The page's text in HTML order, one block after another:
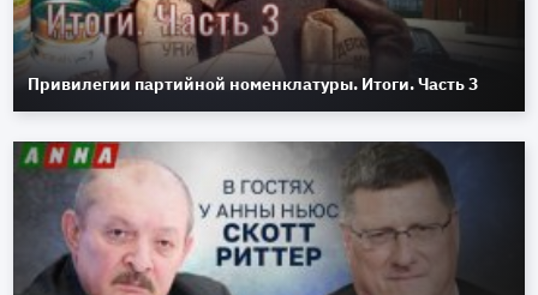
Привилегии партийной номенклатуры. Итоги. Часть 3